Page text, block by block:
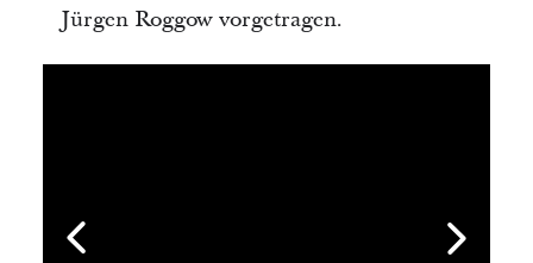
Jürgen Roggow vorgetragen.